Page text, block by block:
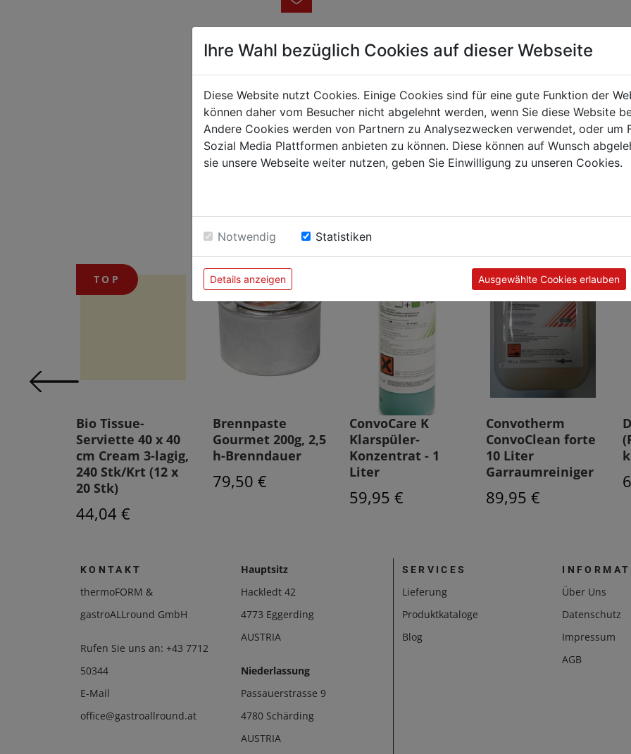
Red Bull Energy Drink belebt Geist und Körper®. Red Bull
Energy Drink, die #1 unter den Energy Drinks in Österreich,
ist ein funktionales Getränk, das Flügel verleiht wann
immer man sie braucht und wird weltweit von
Spitzensportlern, Studenten, in stark fordernden Berufen
sowie bei langen Autofahrten geschätzt.
Kunden kauften auch
TOP
Bio Tissue-
Serviette 40 x 40
cm Cream 3-lagig,
240 Stk/Krt (12 x
20 Stk)
44,04 €
TOP
Brennpaste
Gourmet 200g, 2,5
h-Brenndauer
79,50 €
ConvoCare K
Klarspüler-
Konzentrat - 1
Liter
59,95 €
TOP
Convotherm
ConvoClean forte
10 Liter
Garraumreiniger
89,95 €
KONTAKT
thermoFORM &
gastroALLround GmbH
Rufen Sie uns an: +43 7712
50344
E-Mail
office@gastroallround.at
Hauptsitz
Hackledt 42
4773 Eggerding
AUSTRIA
Niederlassung
Passauerstrasse 9
4780 Schärding
AUSTRIA
SERVICES
Lieferung
Produktkataloge
Blog
Über Uns
Datenschutz
Impressum
AGB
Ihre Wahl bezüglich Cookies auf dieser Webseite
Diese Website nutzt Cookies. Einige Cookies sind für eine gute Funktion der
können daher vom Besucher nicht abgelehnt werden, wenn Sie diese Website
Andere Cookies werden von Partnern zu Analysezwecken verwendet, oder um
Sozial Media Plattformen anbieten zu können. Diese können auf Wunsch
sie unsere Webseite weiter nutzen, geben Sie Einwilligung zu unseren Cookies.
Notwendig Statistiken
Details anzeigen Ausgewählte Cookies erlauben